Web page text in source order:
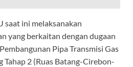
saat ini melaksanakan
yang berkaitan dengan dugaan
Pipa Transmisi Gas
Tahap 2 (Ruas Batang-Cirebon-